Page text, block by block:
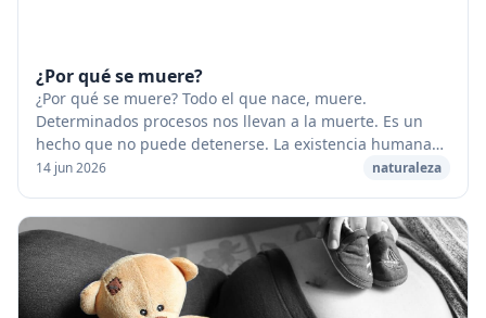
¿Por qué se muere?
¿Por qué se muere? Todo el que nace, muere.
Determinados procesos nos llevan a la muerte. Es un
hecho que no puede detenerse. La existencia humana
puede alargarse, pero inevitablemente nos volvemos
14 jun 2026 naturaleza